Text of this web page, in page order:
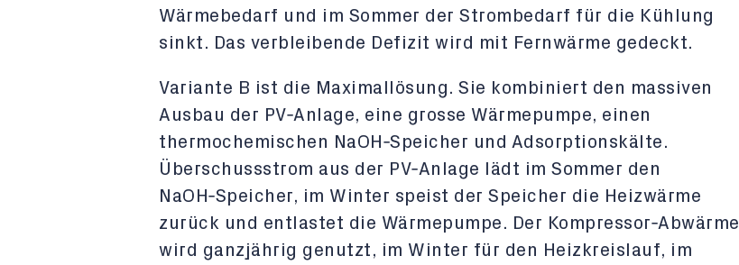
Wärmebedarf und im Sommer der Strombedarf f ü r die K ü hlung
sinkt. Das verbleibende Defizit wird mit Fernwä rme gedeckt.
Variante B ist die Maximallösung. Sie kombiniert den massiven
Ausbau der PV‑Anlage, eine grosse Wärmepumpe, einen
thermochemischen NaOH ‑Speicher und Adsorptionskä lte.
Ü berschussstrom aus der PV‑Anlage l ädt im Sommer den
NaOH ‑Speicher, im Winter speist der Speicher die Heizwä rme
zur ück und entlastet die Wä rmepumpe. Der Kompressor‑Abwärme
wird ganzjä hrig genutzt, im Winter fü r den Heizkreislauf, im